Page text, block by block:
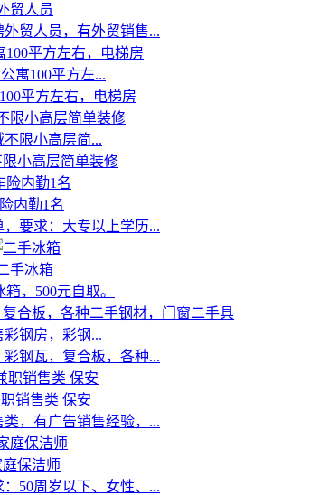
贸人员
贸人员，有外贸销售...
寓100平方左...
平方左右，电梯房
不限小高层简...
小高层简单装修
内勤1名
要求：大专以上学历...
手冰箱
，500元自取。
彩钢房，彩钢...
钢瓦，复合板，各种...
销售类 保安
，有广告销售经验，...
庭保洁师
50周岁以下、女性、...